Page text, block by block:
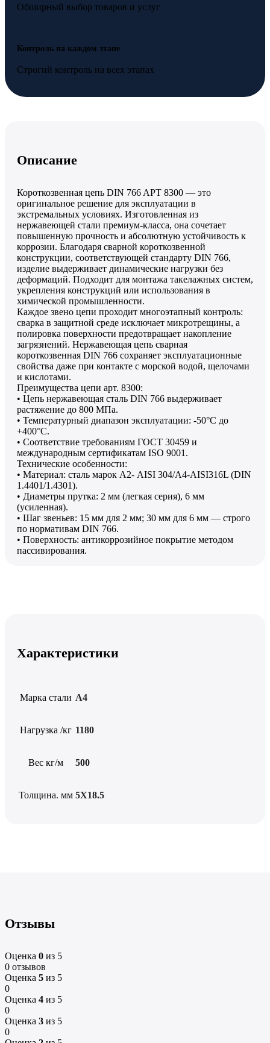
Обширный выбор товаров и услуг
Контроль на каждом этапе
Строгий контроль на всех этапах
Описание
Короткозвенная цепь DIN 766 APT 8300 — это
оригинальное решение для эксплуатации в
экстремальных условиях. Изготовленная из
нержавеющей стали премиум-класса, она сочетает
повышенную прочность и абсолютную устойчивость к
коррозии. Благодаря сварной короткозвенной
конструкции, соответствующей стандарту DIN 766,
изделие выдерживает динамические нагрузки без
деформаций. Подходит для монтажа такелажных систем,
укрепления конструкций или использования в
химической промышленности.
Каждое звено цепи проходит многоэтапный контроль:
сварка в защитной среде исключает микротрещины, а
полировка поверхности предотвращает накопление
загрязнений. Нержавеющая цепь сварная
короткозвенная DIN 766 сохраняет эксплуатационные
свойства даже при контакте с морской водой, щелочами
и кислотами.
Преимущества цепи арт. 8300:
• Цепь нержавеющая сталь DIN 766 выдерживает
растяжение до 800 МПа.
• Температурный диапазон эксплуатации: -50°C до
+400°C.
• Соответствие требованиям ГОСТ 30459 и
международным сертификатам ISO 9001.
Технические особенности:
• Материал: сталь марок А2- AISI 304/А4-AISI316L (DIN
1.4401/1.4301).
• Диаметры прутка: 2 мм (легкая серия), 6 мм
(усиленная).
• Шаг звеньев: 15 мм для 2 мм; 30 мм для 6 мм — строго
по нормативам DIN 766.
• Поверхность: антикоррозийное покрытие методом
пассивирования.
Характеристики
Марка стали А4
Нагрузка /кг 1180
Вес кг/м 500
Толщина. мм 5Х18.5
Отзывы
Оценка 0 из 5
0 отзывов
Оценка 5 из 5
0
Оценка 4 из 5
0
Оценка 3 из 5
0